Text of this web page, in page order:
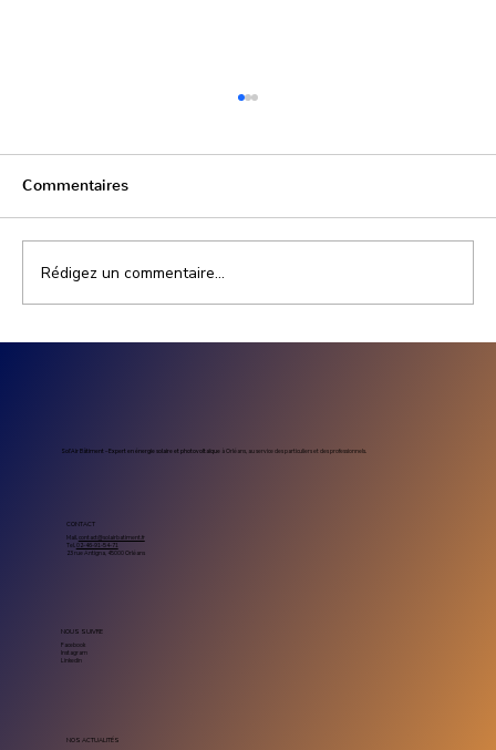
Commentaires
Rédigez un commentaire...
Sol’Air Bâtiment – Expert en énergie solaire et photovoltaïqueà Orléans, au service des particuliers et des professionnels.
CONTACT
Mail.contact@solairbatiment.fr
Tel.02-46-91-54-71
23 rue Antigna, 45000 Orléans
NOUS SUIVRE
Facebook
Instagram
Linkedin
NOS ACTUALITÉS